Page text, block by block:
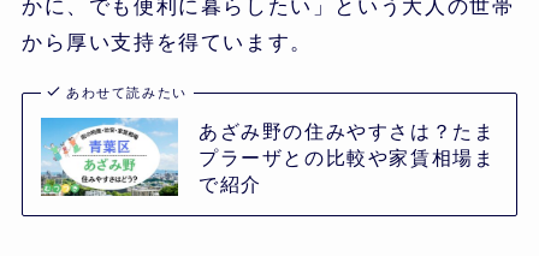
かに、でも便利に暮らしたい」という大人の世帯
から厚い支持を得ています。
あわせて読みたい
あざみ野の住みやすさは？たま
プラーザとの比較や家賃相場ま
で紹介